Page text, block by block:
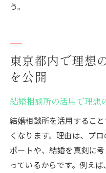
う。
東京都内で理想
を公開
結婚相談所の活用で理想
結婚相談所を活用するこ
くなります。理由は、プ
ポートや、結婚を真剣に
っているからです。例え